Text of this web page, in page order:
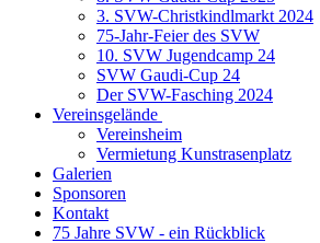
3. SVW-Christkindlmarkt 2024
75-Jahr-Feier des SVW
10. SVW Jugendcamp 24
SVW Gaudi-Cup 24
Der SVW-Fasching 2024
Vereinsgelände
Vereinsheim
Vermietung Kunstrasenplatz
Galerien
Sponsoren
Kontakt
75 Jahre SVW - ein Rückblick